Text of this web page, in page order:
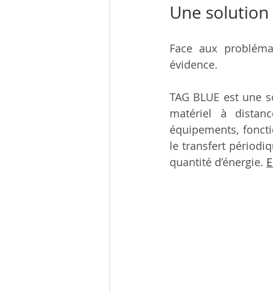
Une
Face aux
évidence.
TAG BLUE est une
matériel à
équipements,
le transfert
quantité d’énergie.